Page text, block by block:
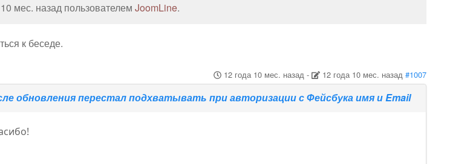
мес. назад пользователемJoomLine.
к беседе.
12 года 10 мес. назад- 12 года 10 мес. назад #1007
обновления перестал подхватывать при авторизации с Фейсбука имя и Email